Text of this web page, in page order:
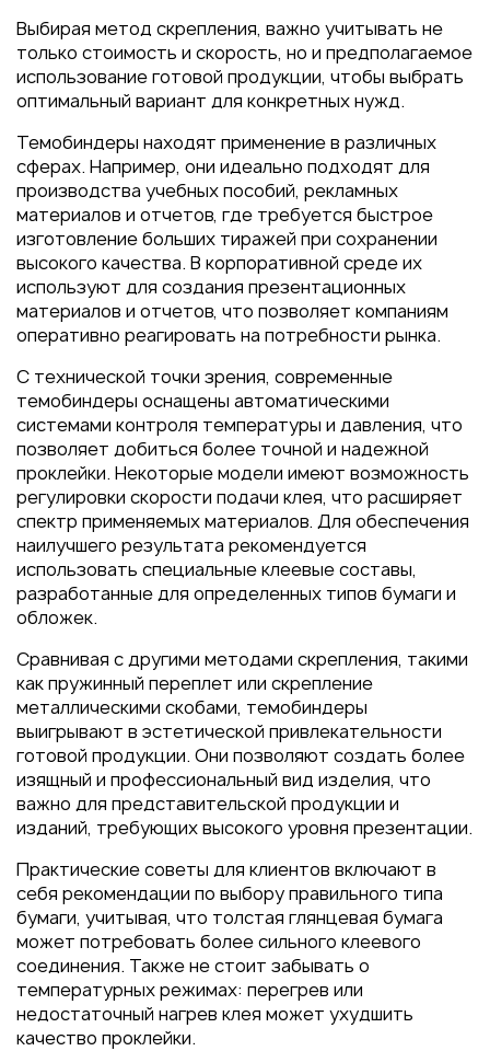
Выбирая метод скрепления, важно учитывать не
только стоимость и скорость, но и предполагаемое
использование готовой продукции, чтобы выбрать
оптимальный вариант для конкретных нужд.
Темобиндеры находят применение в различных
сферах. Например, они идеально подходят для
производства учебных пособий, рекламных
материалов и отчетов, где требуется быстрое
изготовление больших тиражей при сохранении
высокого качества. В корпоративной среде их
используют для создания презентационных
материалов и отчетов, что позволяет компаниям
оперативно реагировать на потребности рынка.
С технической точки зрения, современные
темобиндеры оснащены автоматическими
системами контроля температуры и давления, что
позволяет добиться более точной и надежной
проклейки. Некоторые модели имеют возможность
регулировки скорости подачи клея, что расширяет
спектр применяемых материалов. Для обеспечения
наилучшего результата рекомендуется
использовать специальные клеевые составы,
разработанные для определенных типов бумаги и
обложек.
Сравнивая с другими методами скрепления, такими
как пружинный переплет или скрепление
металлическими скобами, темобиндеры
выигрывают в эстетической привлекательности
готовой продукции. Они позволяют создать более
изящный и профессиональный вид изделия, что
важно для представительской продукции и
изданий, требующих высокого уровня презентации.
Практические советы для клиентов включают в
себя рекомендации по выбору правильного типа
бумаги, учитывая, что толстая глянцевая бумага
может потребовать более сильного клеевого
соединения. Также не стоит забывать о
температурных режимах: перегрев или
недостаточный нагрев клея может ухудшить
качество проклейки.